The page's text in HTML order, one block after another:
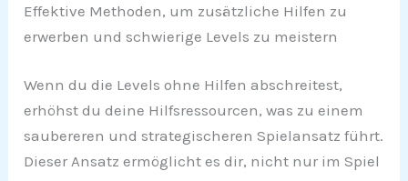
Effektive Methoden, um zusätzliche Hilfen zu
erwerben und schwierige Levels zu meistern
Wenn du die Levels ohne Hilfen abschreitest,
erhöhst du deine Hilfsressourcen, was zu einem
saubereren und strategischeren Spielansatz führt.
Dieser Ansatz ermöglicht es dir, nicht nur im Spiel